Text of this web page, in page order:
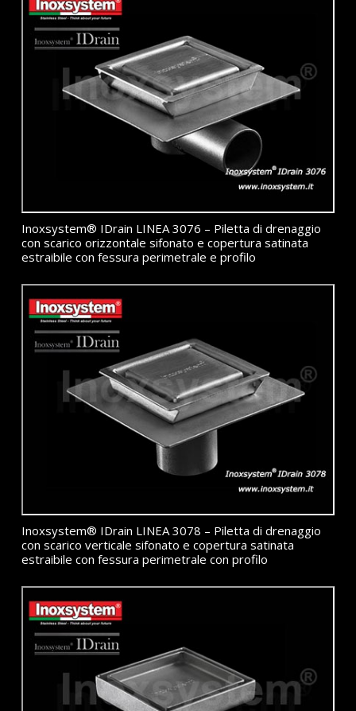
Inoxsystem® IDrain LINEA 3076 – Piletta di drenaggio
con scarico orizzontale sifonato e copertura satinata
estraibile con fessura perimetrale e profilo
Inoxsystem® IDrain LINEA 3078 – Piletta di drenaggio
con scarico verticale sifonato e copertura satinata
estraibile con fessura perimetrale con profilo